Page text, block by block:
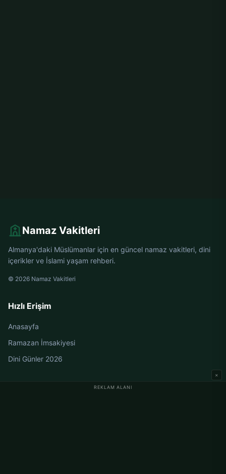
REKLAM ALANI
×
Namaz Vakitleri
Almanya'daki Müslümanlar için en güncel namaz vakitleri, dini
içerikler ve İslami yaşam rehberi.
© 2026 Namaz Vakitleri
Hızlı Erişim
Anasayfa
Ramazan İmsakiyesi
Dini Günler 2026
Almanya Namaz Vakitleri